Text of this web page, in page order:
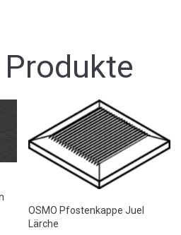
OSMO Pfostenkappe Juel
Lärche